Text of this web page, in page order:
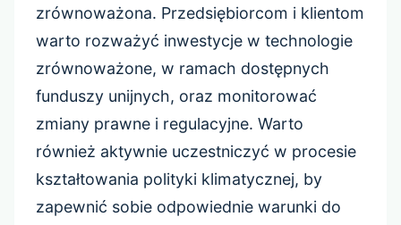
zrównoważona. Przedsiębiorcom i klientom
warto rozważyć inwestycje w technologie
zrównoważone, w ramach dostępnych
funduszy unijnych, oraz monitorować
zmiany prawne i regulacyjne. Warto
również aktywnie uczestniczyć w procesie
kształtowania polityki klimatycznej, by
zapewnić sobie odpowiednie warunki do